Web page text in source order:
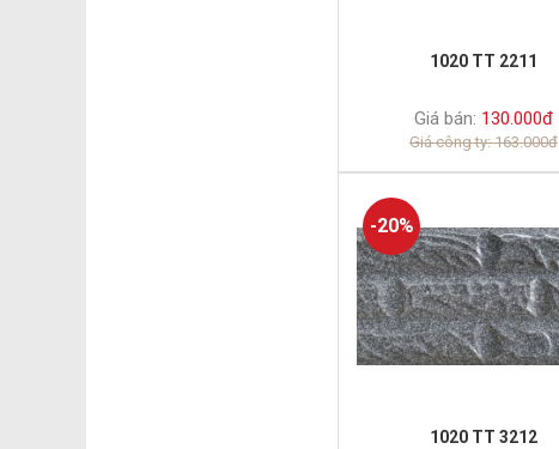
1020 TT 2211
Giá bán: 130.000đ
Giá công ty: 163.000đ
-20%
1020 TT 3212